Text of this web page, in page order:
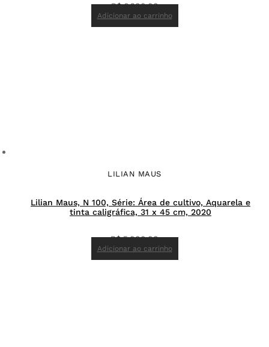
R$6.200,00
Adicionar ao carrinho
LILIAN MAUS
Lilian Maus, N 100, Série: Área de cultivo, Aquarela e
tinta caligráfica, 31 x 45 cm, 2020
R$5.000,00
Adicionar ao carrinho